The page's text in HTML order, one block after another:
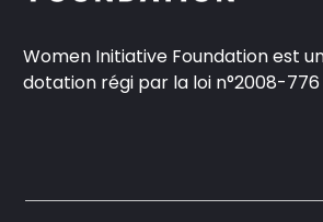
Women Initiative Foundation est
dotation régi par la loi n°2008-776